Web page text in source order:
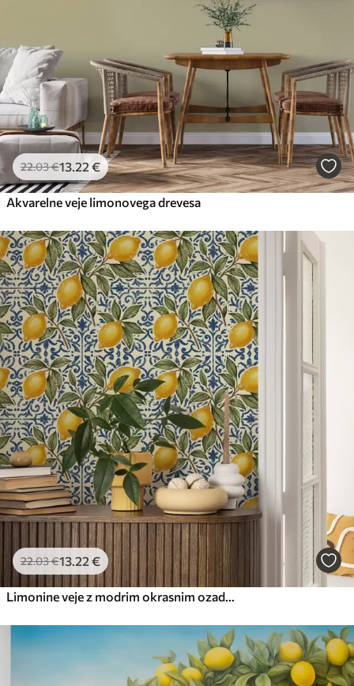
22.03€13.22 €
Akvarelne veje limonovega drevesa
22.03€13.22 €
Limonine veje z modrim okrasnim ozadjem